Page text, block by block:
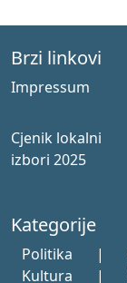
Brzi linkovi
Impressum
Cjenik lokalni
izbori 2025
Kategorije
Politika |
Kultura
|